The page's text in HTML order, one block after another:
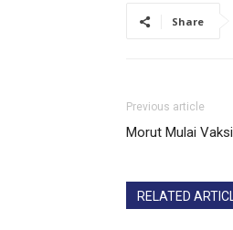
Share
Previous article
Morut Mulai
RELATED